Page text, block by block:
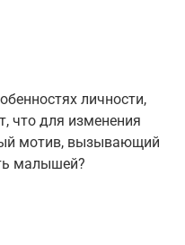
личности,
что для изменения
мотив, вызывающий
малышей?